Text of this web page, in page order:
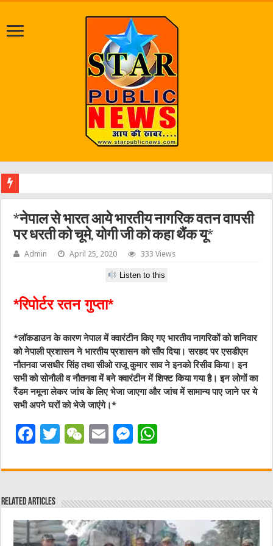
*नेपाल से भारत आये भारतीय नागरिक वतन वापसी
पर धरती को चूमेे, योगी जी को कहा थैंक यू*
Admin April 25, 2020 333 Views
Listen to this
*रिपोर्टर रतन गुप्ता*
*लॉकडाउन के कारण नेपाल में क्वारंटीन किए गए भारतीय नागरिकों को शनिवार
को नेपाली प्रशासन ने भारतीय प्रशासन को सौंप दिया। सरहद पर एसडीएम
नौतनवा जसधीर सिंह तथा सीओ राजू कुमार साव ने इनको रिसीव किया। इन
सभी को सोनौली व नौतनवा में बने क्वारंटीन में शिफ्ट किया गया है। इन लोगों का
रैंडम नमूना लेकर जांच के लिए भेजा जाएगा और जांच में सामान्य पाए जाने पर ये
सभी अपने घरों को भेजे जाएंगे।*
F
c
e
b
o
T
it
r
W
C
at
E
ai
M
ss
n
g
at
A
p
Related Articles